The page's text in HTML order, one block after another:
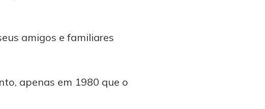
amigos e familiares
apenas em 1980 que o